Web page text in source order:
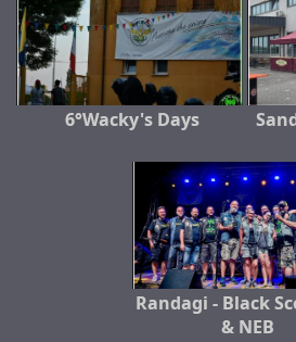
6°Wacky's Days
Randagi - Black
& NEB